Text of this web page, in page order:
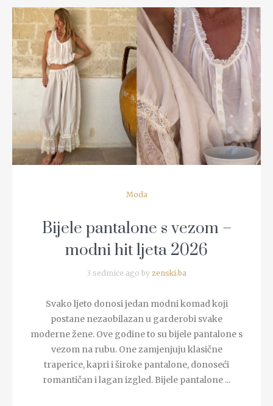
READ MORE
Moda
Bijele pantalone s vezom –
modni hit ljeta 2026
3 sedmice ago by zenski.ba
Svako ljeto donosi jedan modni komad koji
postane nezaobilazan u garderobi svake
moderne žene. Ove godine to su bijele pantalone s
vezom na rubu. One zamjenjuju klasične
traperice, kapri i široke pantalone, donoseći
romantičan i lagan izgled. Bijele pantalone ...